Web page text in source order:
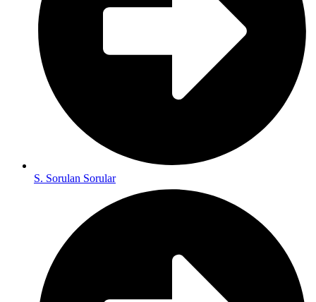
S. Sorulan Sorular